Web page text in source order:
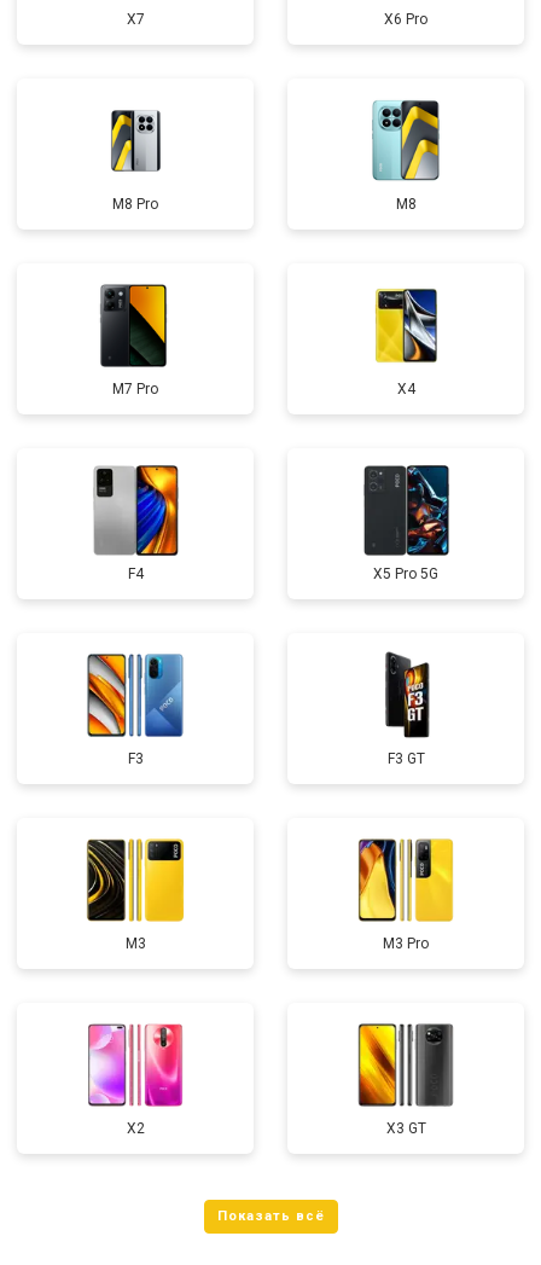
X7 X6 Pro
M8 Pro M8
M7 Pro X4
F4 X5 Pro 5G
F3 F3 GT
M3 M3 Pro
X2 X3 GT